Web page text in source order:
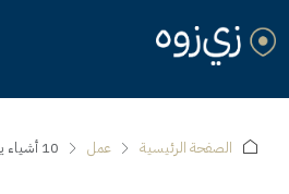
الصفحة الرئيسية عمل 10 أشياء يمكن أن يعلمك بها منافسوك عن العقارات